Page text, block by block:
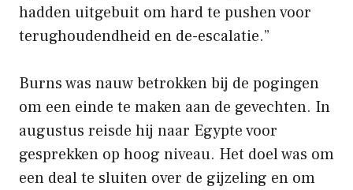
hadden uitgebuit om hard te pushen voor
terughoudendheid en de-escalatie.”
Burns was nauw betrokken bij de pogingen
om een ​​einde te maken aan de gevechten. In
augustus reisde hij naar Egypte voor
gesprekken op hoog niveau. Het doel was om
een ​​deal te sluiten over de gijzeling en om